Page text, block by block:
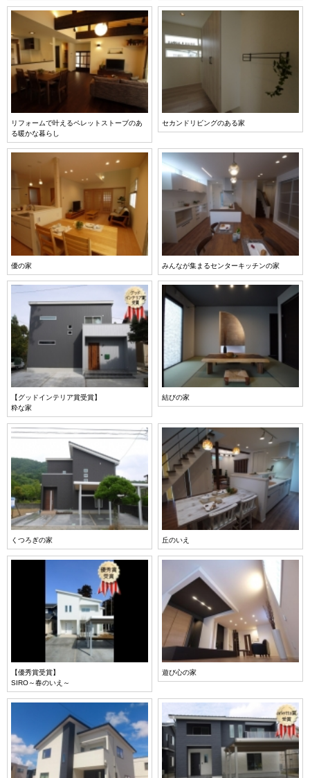
リフォームで叶えるペレットストーブのあ
る暖かな暮らし
セカンドリビングのある家
優の家 みんなが集まるセンターキッチンの家
【グッドインテリア賞受賞】
粋な家
結びの家
くつろぎの家 丘のいえ
【優秀賞受賞】
SIRO～春のいえ～
遊び心の家